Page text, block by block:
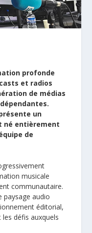
profonde
et radios
de médias
un
né entièrement
de
musicale
communautaire.
paysage audio
éditorial,
défis auxquels